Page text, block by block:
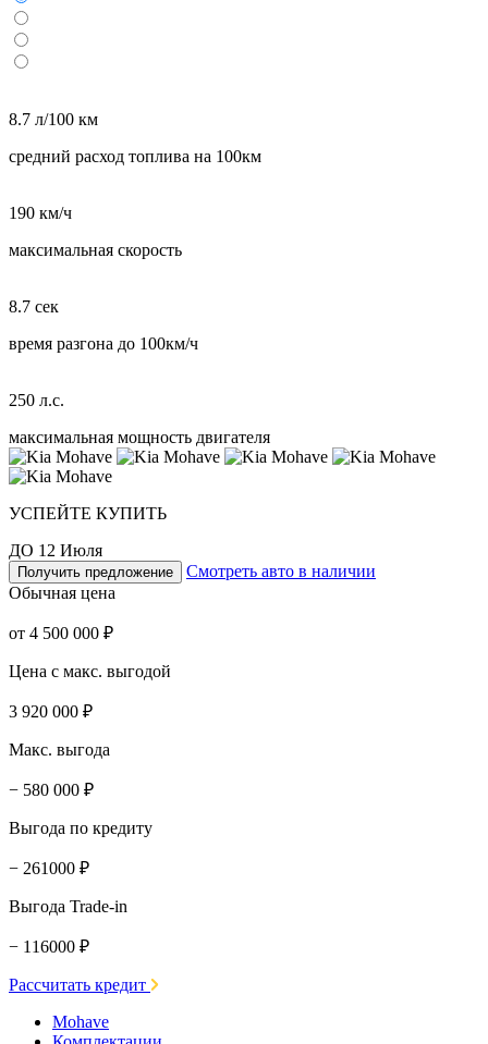
8.7 л/100 км
средний расход топлива на 100км
190 км/ч
максимальная скорость
8.7 сек
время разгона до 100км/ч
250 л.с.
максимальная мощность двигателя
УСПЕЙТЕ КУПИТЬ
ДО 12 Июля
Получить предложение
Смотреть авто в наличии
Обычная цена
от 4 500 000 ₽
Цена с макс. выгодой
3 920 000 ₽
Макс. выгода
− 580 000 ₽
Выгода по кредиту
− 261000 ₽
Выгода Trade-in
− 116000 ₽
Рассчитать кредит
Mohave